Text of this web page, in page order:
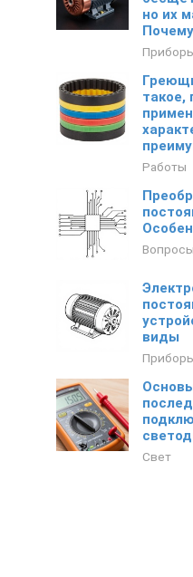
но их
такое,
Работы
Вопросы
виды
Свет